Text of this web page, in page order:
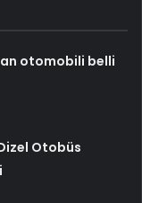
otomobili belli
Otobüs